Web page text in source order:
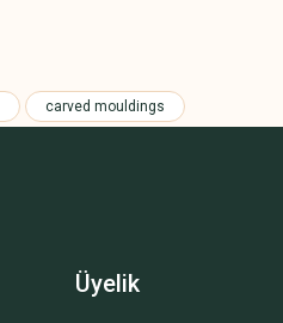
carved mouldings
Üyelik